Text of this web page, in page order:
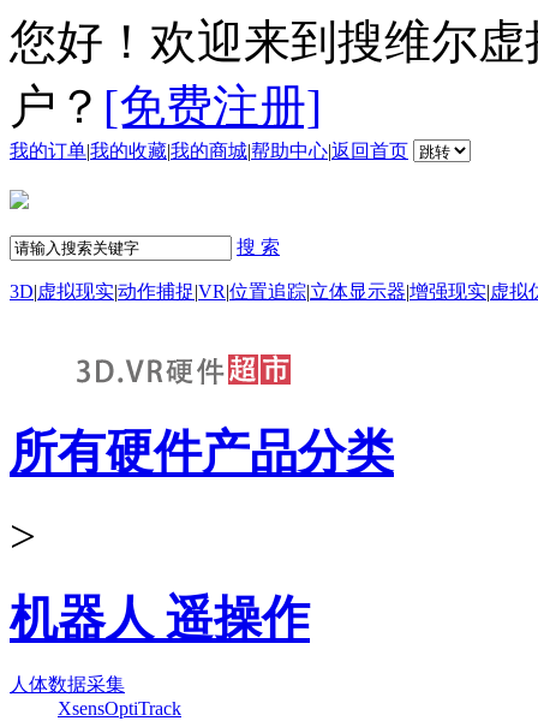
您好！欢迎来到搜维尔
户？ [免费注册]
我的订单|我的收藏|我的商城|帮助中心|返回首页
搜 索
3D|虚拟现实|动作捕捉|VR|位置追踪|立体显示器|增强现实|虚拟
所有硬件产品分类
>
机器人 遥操作
人体数据采集
XsensOptiTrack